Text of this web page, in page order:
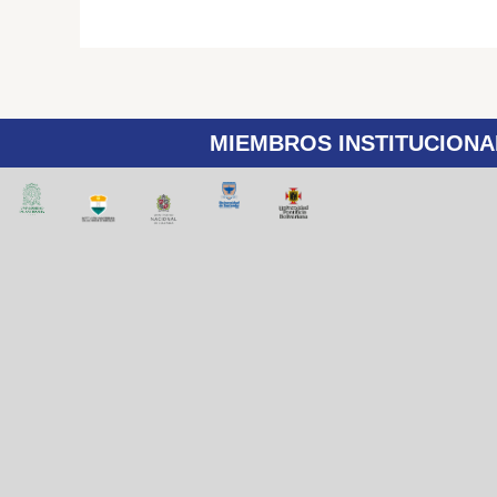
MIEMBROS